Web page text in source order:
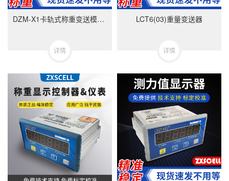
DZM-X1卡轨式称重变送模块-美国中克塞尔品牌
详情
LCT6(03)重量变送器
详情